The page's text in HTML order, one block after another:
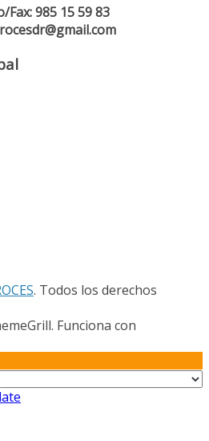
Fax: 985 15 59 83
. Todos los derechos
Funciona con